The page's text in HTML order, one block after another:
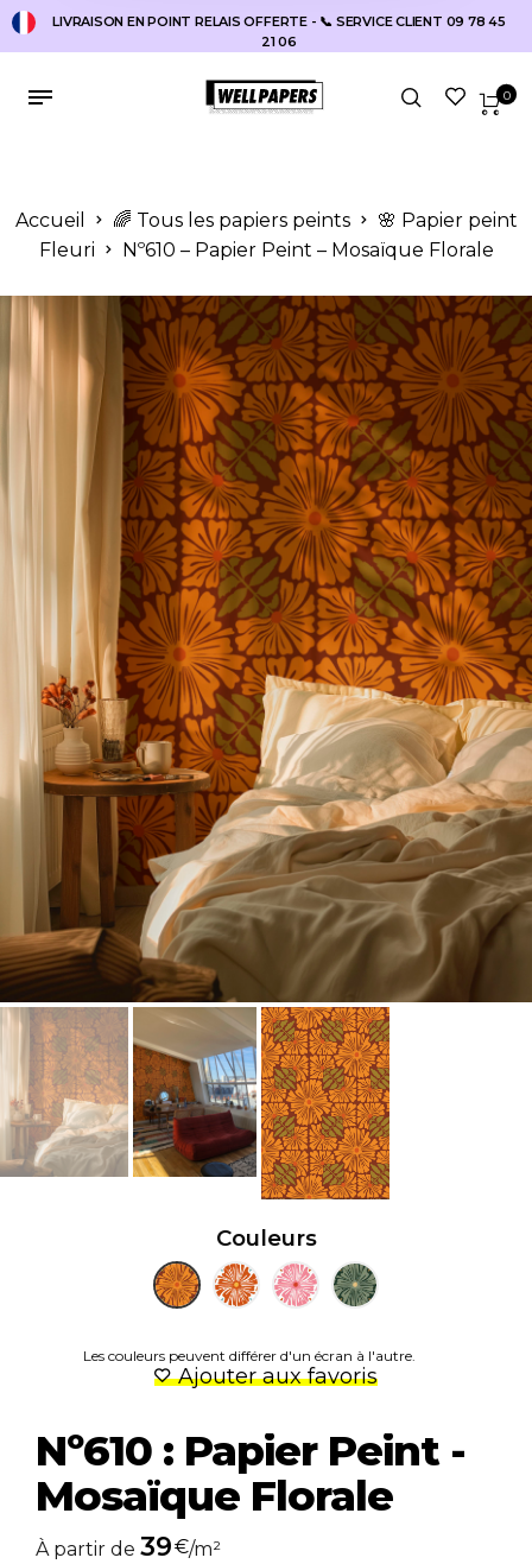
LIVRAISON EN POINT RELAIS OFFERTE - 📞 SERVICE CLIENT 09 78 45
21 06
0
Accueil 🌈 Tous les papiers peints
🌸 Papier peint
Fleuri
Nº610 – Papier Peint – Mosaïque Florale
Couleurs
Les couleurs peuvent différer d'un écran à l'autre.
Ajouter aux favoris
Nº610 : Papier Peint -
Mosaïque Florale
À partir de 39€/m²